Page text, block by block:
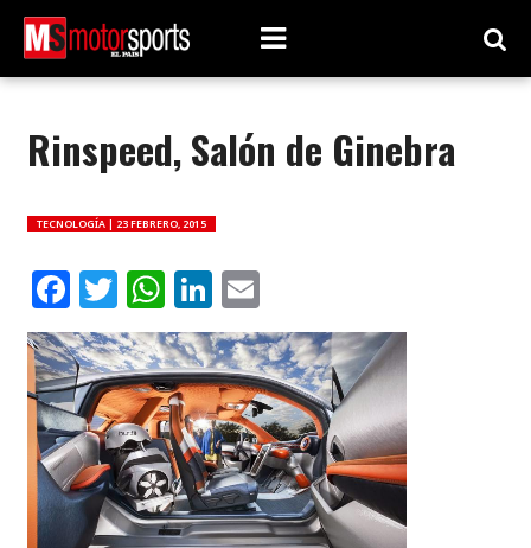
Rinspeed, Salón de Ginebra
TECNOLOGÍA | 23 FEBRERO, 2015
Facebook
Twitter
WhatsApp
LinkedIn
Email